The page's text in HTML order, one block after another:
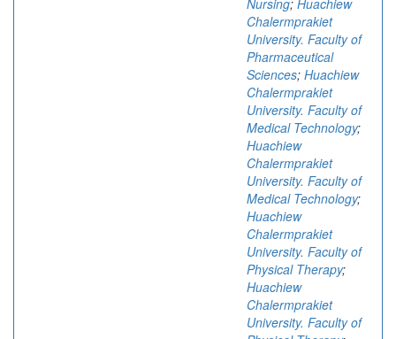
Nursing; Huachiew
Chalermprakiet
University. Faculty of
Pharmaceutical
Sciences; Huachiew
Chalermprakiet
University. Faculty of
Medical Technology;
Huachiew
Chalermprakiet
University. Faculty of
Medical Technology;
Huachiew
Chalermprakiet
University. Faculty of
Physical Therapy;
Huachiew
Chalermprakiet
University. Faculty of